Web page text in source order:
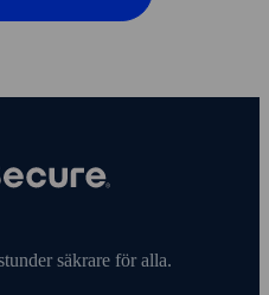
säkrare för alla.